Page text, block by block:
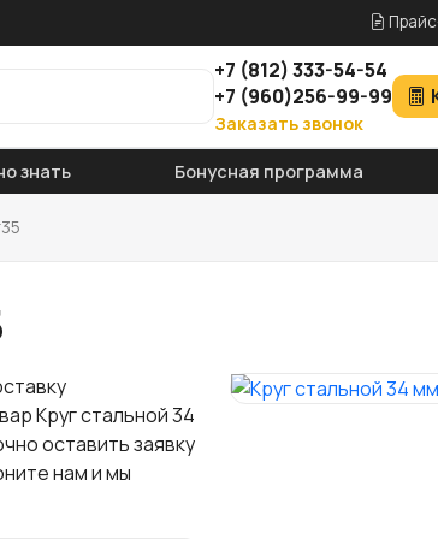
+7 (812)333-54-54
+7 (960)256-99-99
Заказать звонок
знать Бонусная программа
Круг стальной 34
оставить заявку
нам и мы